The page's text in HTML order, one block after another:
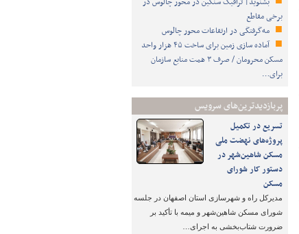
برخی مقاطع
مه‌گرفتگی در ارتفاعات محور چالوس
آماده سازی زمین برای ساخت ۴۵ هزار واحد
مسکن محرومان / صرف ۳ همت منابع سازمان
برای…
پربازدیدترین‌های سرویس
تسریع در تکمیل
پروژه‌های نهضت ملی
مسکن شاهین‌شهر در
دستور کار شورای
مسکن
مدیرکل راه و شهرسازی استان اصفهان در جلسه
شورای مسکن شاهین‌شهر و میمه با تأکید بر
ضرورت شتاب‌بخشی به اجرای…